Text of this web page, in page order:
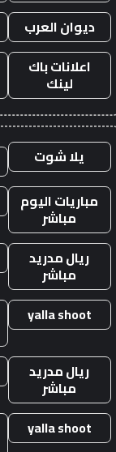
ديوان العرب
اعلانات باك
لينك
يلا شوت
مباريات اليوم
مباشر
ريال مدريد
مباشر
yalla shoot
ريال مدريد
مباشر
yalla shoot